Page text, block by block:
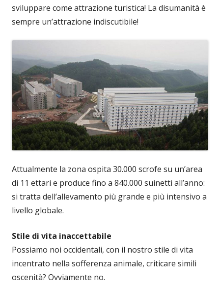
sviluppare come attrazione turistica! La disumanità è
sempre un’attrazione indiscutibile!
Attualmente la zona ospita 30.000 scrofe su un’area
di 11 ettari e produce fino a 840.000 suinetti all’anno:
si tratta dell’allevamento più grande e più intensivo a
livello globale.
Stile di vita inaccettabile
Possiamo noi occidentali, con il nostro stile di vita
incentrato nella sofferenza animale, criticare simili
oscenità? Ovviamente no.